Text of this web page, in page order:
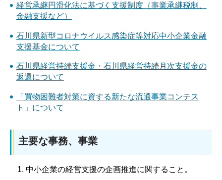
経営承継円滑化法に基づく支援制度（事業承継税制、
金融支援など）
石川県新型コロナウイルス感染症等対応中小企業金融
支援基金について
石川県経営持続支援金・石川県経営持続月次支援金の
返還について
「買物困難者対策に資する新たな流通事業コンテス
ト」について
主要な事務、事業
中小企業の経営支援の企画推進に関すること。